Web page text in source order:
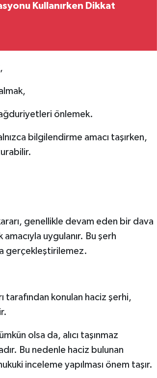
Kullanırken Dikkat
önlemek.
bilgilendirme amacı taşırken,
genellikle devam eden bir dava
uygulanır. Bu şerh
gerçekleştirilemez.
tarafından konulan haciz şerhi,
olsa da, alıcı taşınmaz
Bu nedenle haciz bulunan
inceleme yapılması önem taşır.